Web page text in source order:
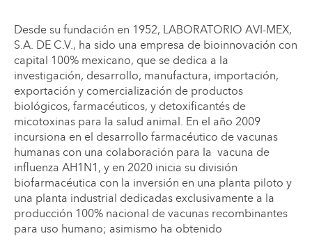
Desde su fundación en 1952, LABORATORIO AVI-MEX,
S.A. DE C.V., ha sido una empresa de bioinnovación con
capital 100% mexicano, que se dedica a la
investigación, desarrollo, manufactura, importación,
exportación y comercialización de productos
biológicos, farmacéuticos, y detoxificantés de
micotoxinas para la salud animal. En el año 2009
incursiona en el desarrollo farmacéutico de vacunas
humanas con una colaboración para la vacuna de
influenza AH1N1, y en 2020 inicia su división
biofarmacéutica con la inversión en una planta piloto y
una planta industrial dedicadas exclusivamente a la
producción 100% nacional de vacunas recombinantes
para uso humano; asimismo ha obtenido